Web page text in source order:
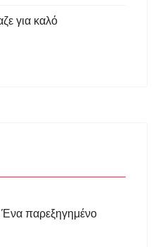
για καλό
Ένα παρεξηγημένο